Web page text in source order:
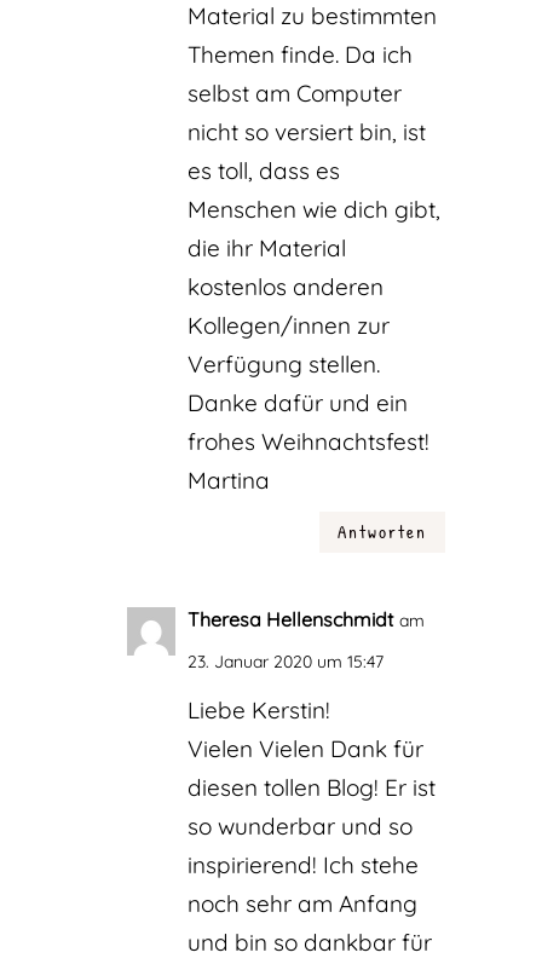
Material zu bestimmten
Themen finde. Da ich
selbst am Computer
nicht so versiert bin, ist
es toll, dass es
Menschen wie dich gibt,
die ihr Material
kostenlos anderen
Kollegen/innen zur
Verfügung stellen.
Danke dafür und ein
frohes Weihnachtsfest!
Martina
Antworten
Theresa Hellenschmidt am
23. Januar 2020 um 15:47
Liebe Kerstin!
Vielen Vielen Dank für
diesen tollen Blog! Er ist
so wunderbar und so
inspirierend! Ich stehe
noch sehr am Anfang
und bin so dankbar für